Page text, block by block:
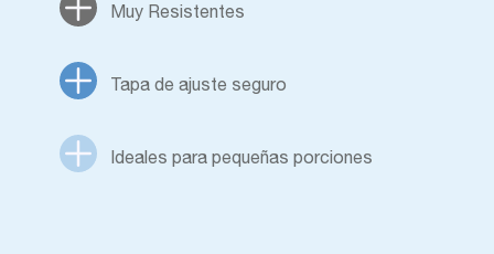
Muy Resistentes
Tapa de ajuste seguro
Ideales para pequeñas porciones